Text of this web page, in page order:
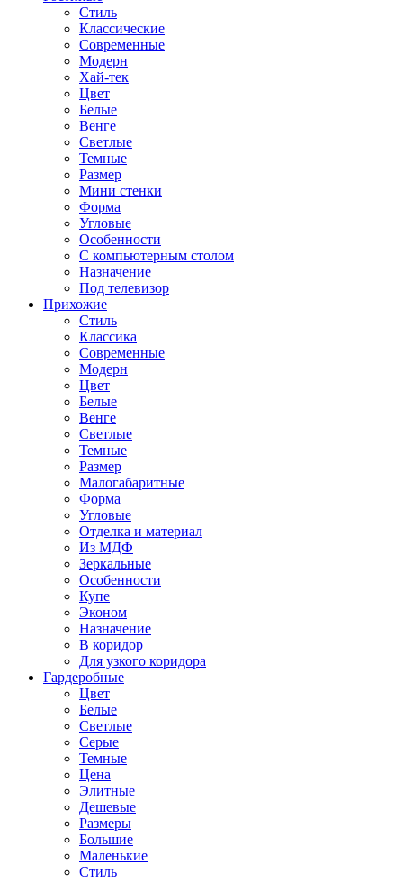
Стиль
Классические
Современные
Модерн
Хай-тек
Цвет
Белые
Венге
Светлые
Темные
Размер
Мини стенки
Форма
Угловые
Особенности
С компьютерным столом
Назначение
Под телевизор
Прихожие
Стиль
Классика
Современные
Модерн
Цвет
Белые
Венге
Светлые
Темные
Размер
Малогабаритные
Форма
Угловые
Отделка и материал
Из МДФ
Зеркальные
Особенности
Купе
Эконом
Назначение
В коридор
Для узкого коридора
Гардеробные
Цвет
Белые
Светлые
Серые
Темные
Цена
Элитные
Дешевые
Размеры
Большие
Маленькие
Стиль